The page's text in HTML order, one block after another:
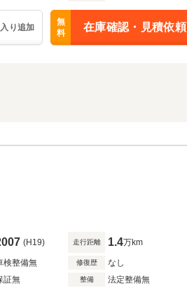
り追加
無
料
在庫確認・見積依頼
(H19) 走行距離 1.4万km
検整備無 修復歴 なし
証無 整備 法定整備無